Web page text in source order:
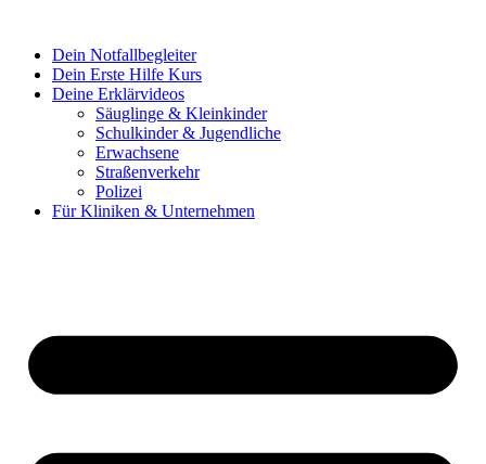
Dein Notfallbegleiter
Dein Erste Hilfe Kurs
Deine Erklärvideos
Säuglinge & Kleinkinder
Schulkinder & Jugendliche
Erwachsene
Straßenverkehr
Polizei
Für Kliniken & Unternehmen